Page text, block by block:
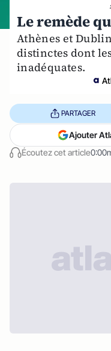
Le remède
Athènes et
distinctes dont
inadéquates.
Écoutez cet article
PARTAGER
Ajouter